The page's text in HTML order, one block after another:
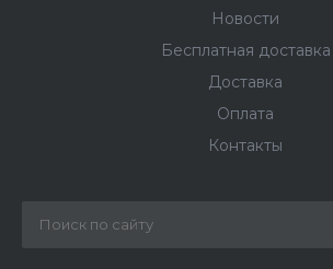
Новости
Бесплатная доставка
Доставка
Оплата
Контакты